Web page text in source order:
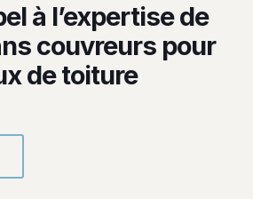
à l’expertise de
couvreurs pour
de toiture